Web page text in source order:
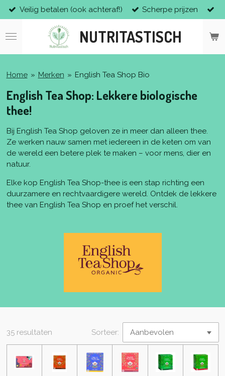
Ga
direct
naar
hoofdinhoud
NUTRITASTISCH
Veilig betalen (ook achteraf!) Scherpe prijzen
Home » Merken » English Tea Shop Bio
English Tea Shop: Lekkere biologische
thee!
Bij English Tea Shop geloven ze in meer dan alleen thee.
Ze werken nauw samen met iedereen in de keten om van
de wereld een betere plek te maken – voor mens, dier en
natuur.
Elke kop English Tea Shop-thee is een stap richting een
duurzamere en rechtvaardigere wereld. Ontdek de lekkere
thee van English Tea Shop en proef het verschil.
35 resultaten Sorteer: